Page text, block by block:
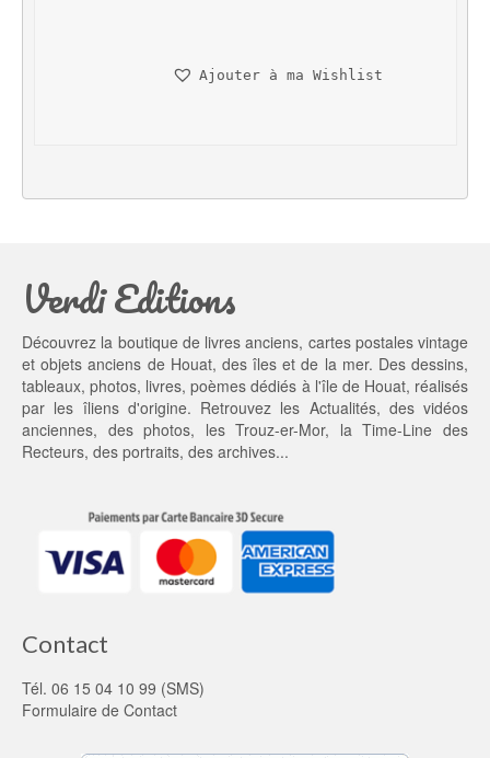
i
é
t :
9,
0
0 €.
t
s
Ajouter à ma Wishlist
Verdi Editions
Découvrez la boutique de livres anciens, cartes postales vintage
et objets anciens de Houat, des îles et de la mer. Des dessins,
tableaux, photos, livres, poèmes dédiés à l'île de Houat, réalisés
par les îliens d'origine. Retrouvez les Actualités, des vidéos
anciennes, desphotos, lesTrouz-er-Mor, laTime-Line des
Recteurs, des portraits, des archives...
Contact
Tél. 06 15 04 10 99 (SMS)
Formulaire de Contact